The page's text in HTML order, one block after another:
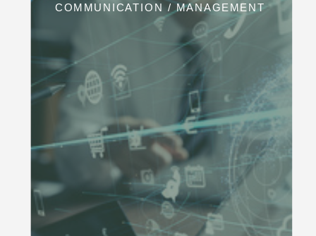
COMMUNICATION / MANAGEMENT